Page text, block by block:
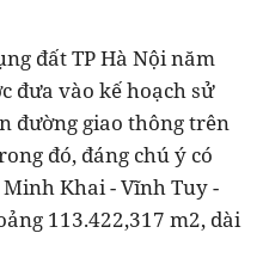
đất TP Hà Nội năm
đưa vào kế hoạch sử
đường giao thông trên
đó, đáng chú ý có
Khai - Vĩnh Tuy -
113.422,317 m2, dài